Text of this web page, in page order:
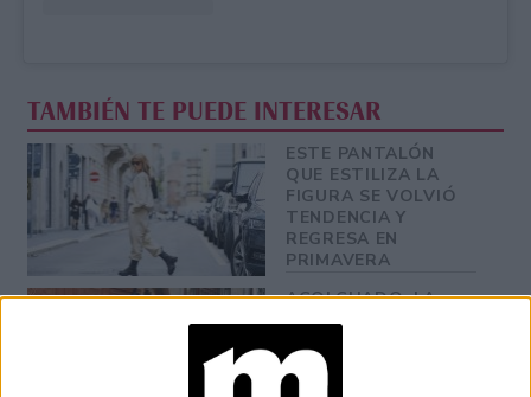
TAMBIÉN TE PUEDE INTERESAR
ESTE PANTALÓN
QUE ESTILIZA LA
FIGURA SE VOLVIÓ
TENDENCIA Y
REGRESA EN
PRIMAVERA
ACOLCHADO, LA
TEXTURA QUE VAS
EN LA PRÓXIMA
TEMPORADA